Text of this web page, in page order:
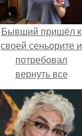
Бывший пришёл к
своей сеньорите и
потребовал
вернуть все
подарки.